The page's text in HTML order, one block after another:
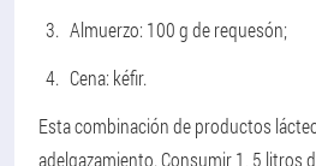
Almuerzo: 100 g de requesón;
Cena: kéfir.
Esta combinación de productos
adelgazamiento. Consumir 1, 5 litros